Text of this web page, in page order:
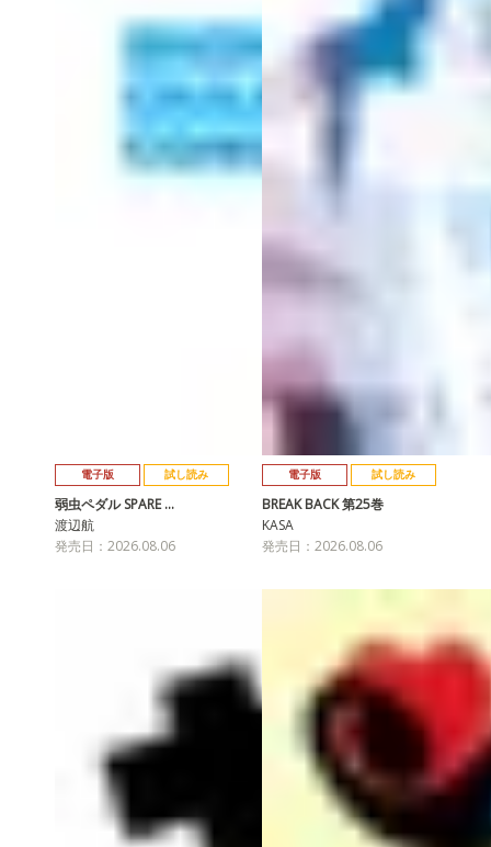
電子版 試し読み
弱虫ペダル SPARE …
渡辺航
発売日：2026.08.06
電子版 試し読み
BREAK BACK 第25巻
KASA
発売日：2026.08.06